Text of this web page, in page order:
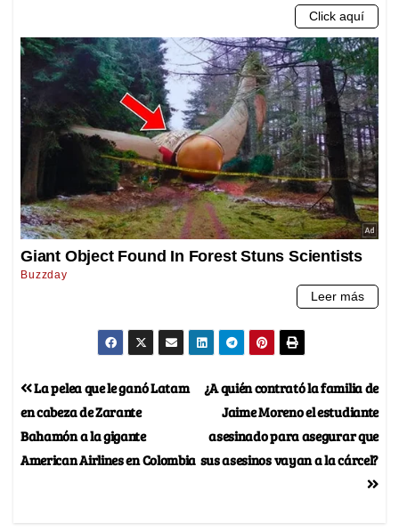
¿A quién contrató la familia de
Jaime Moreno el estudiante
asesinado para asegurar que
sus asesinos vayan a la cárcel?
La pelea que le ganó Latam
en cabeza de Zarante
Bahamón a la gigante
American Airlines en Colombia